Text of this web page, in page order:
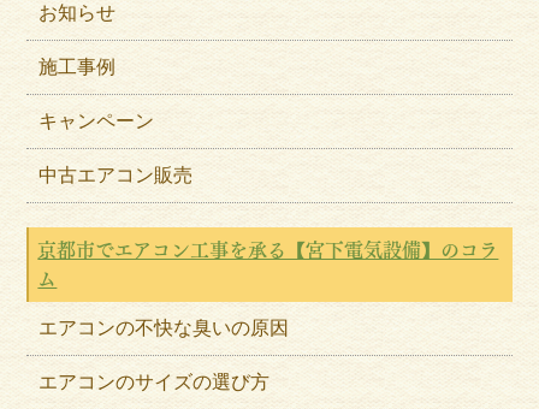
お知らせ
施工事例
キャンペーン
中古エアコン販売
京都市でエアコン工事を承る【宮下電気設備】のコラ
ム
エアコンの不快な臭いの原因
エアコンのサイズの選び方